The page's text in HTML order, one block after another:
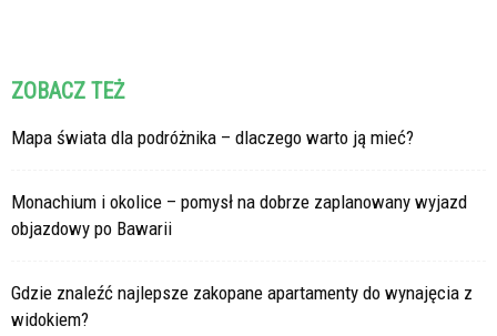
ZOBACZ TEŻ
Mapa świata dla podróżnika – dlaczego warto ją mieć?
Monachium i okolice – pomysł na dobrze zaplanowany wyjazd
objazdowy po Bawarii
Gdzie znaleźć najlepsze zakopane apartamenty do wynajęcia z
widokiem?